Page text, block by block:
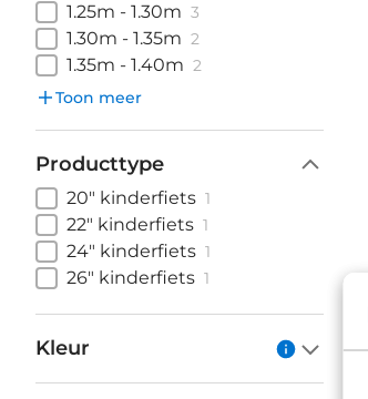
1.25m - 1.30m 3
1.30m - 1.35m 2
1.35m - 1.40m 2
Toon meer
Producttype
20" kinderfiets 1
22" kinderfiets 1
24" kinderfiets 1
26" kinderfiets 1
Kleur